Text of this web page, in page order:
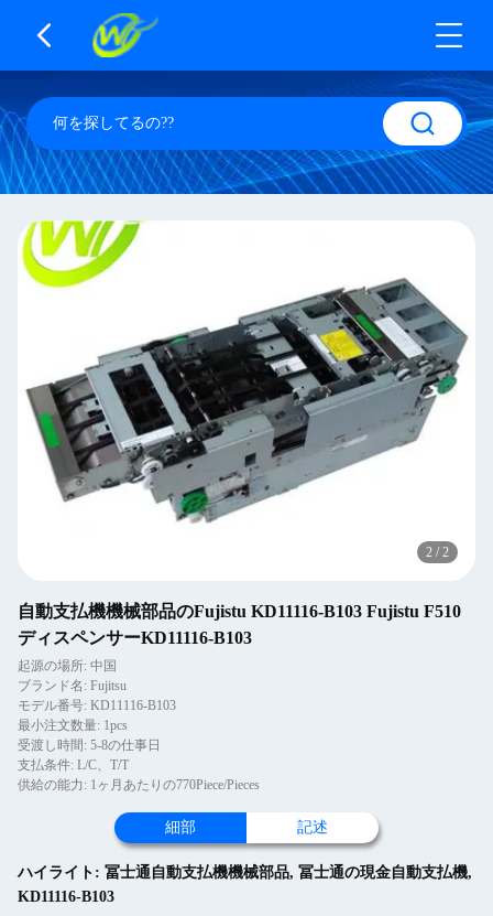
2 / 2
自動支払機機械部品のFujistu KD11116-B103 Fujistu F510
ディスペンサーKD11116-B103
起源の場所: 中国
ブランド名: Fujitsu
モデル番号: KD11116-B103
最小注文数量: 1pcs
受渡し時間: 5-8の仕事日
支払条件: L/C、T/T
供給の能力: 1ヶ月あたりの770Piece/Pieces
細部 記述
ハイライト: 冨士通自動支払機機械部品, 冨士通の現金自動支払機,
KD11116-B103